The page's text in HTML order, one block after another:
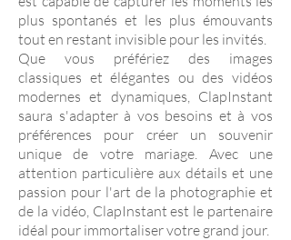
plus spontanés et les plus émouvants
tout en restant invisible pour les invités.
Que vous préfériez des images
classiques et élégantes ou des vidéos
modernes et dynamiques, ClapInstant
saura s'adapter à vos besoins et à vos
préférences pour créer un souvenir
unique de votre mariage. Avec une
attention particulière aux détails et une
passion pour l'art de la photographie et
de la vidéo, ClapInstant est le partenaire
idéal pour immortaliser votre grand jour.